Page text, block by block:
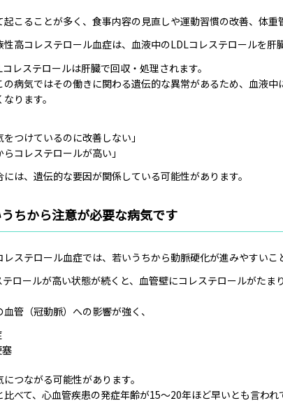
起こることが多く、食事内容の見直しや運動習慣の改善、体
性高コレステロール血症は、血液中のLDLコレステロールを
レステロールは肝臓で回収・処理されます。
の病気ではその働きに関わる遺伝的な異常があるため、血液
ります。
をつけているのに改善しない」
らコレステロールが高い」
には、遺伝的な要因が関係している可能性があります。
ちから注意が必要な病気です
レステロール血症では、若いうちから動脈硬化が進みやすいこ
ロールが高い状態が続くと、血管壁にコレステロールがた
管（冠動脈）への影響が強く、
つながる可能性があります。
比べて、心血管疾患の発症年齢が15～20年ほど早いとも言われ